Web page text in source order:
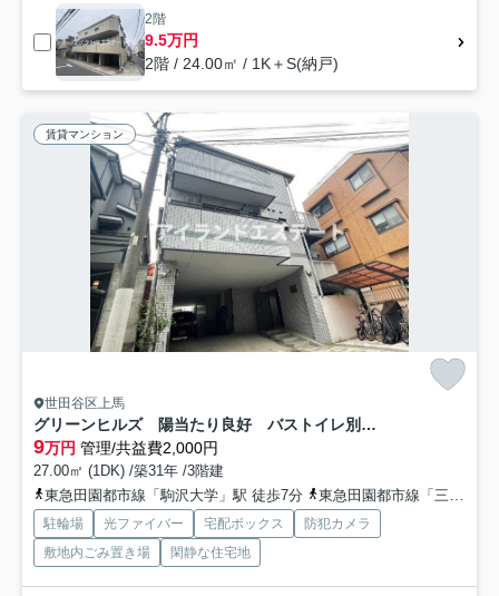
2階
9.5万円
2階 / 24.00㎡ / 1K＋S(納戸)
賃貸マンション
世田谷区上馬
グリーンヒルズ 陽当たり良好 バストイレ別 TVドアフォン
9万円 管理/共益費2,000円
27.00㎡ (1DK) /築31年 /3階建
東急田園都市線「駒沢大学」駅 徒歩7分
東急田園都市線「三軒茶屋」駅 徒歩14分
駐輪場 光ファイバー 宅配ボックス
防犯カメラ
敷地内ごみ置き場
閑静な住宅地